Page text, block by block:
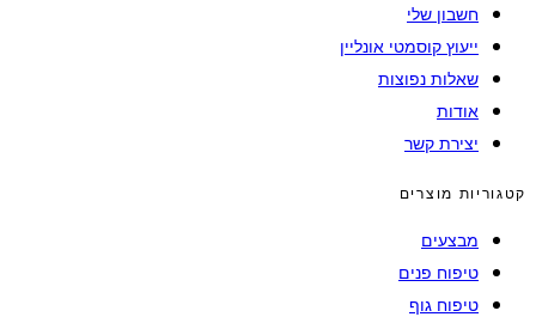
חשבון שלי
ייעוץ קוסמטי אונליין
שאלות נפוצות
אודות
יצירת קשר
קטגוריות מוצרים
מבצעים
טיפוח פנים
טיפוח גוף